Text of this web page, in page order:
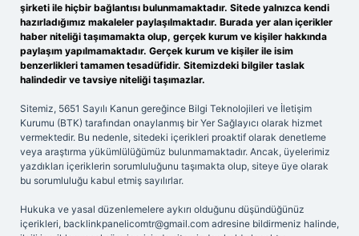
şirketi ile hiçbir bağlantısı bulunmamaktadır. Sitede yalnızca kendi
hazırladığımız makaleler paylaşılmaktadır. Burada yer alan içerikler
haber niteliği taşımamakta olup, gerçek kurum ve kişiler hakkında
paylaşım yapılmamaktadır. Gerçek kurum ve kişiler ile isim
benzerlikleri tamamen tesadüfidir. Sitemizdeki bilgiler taslak
halindedir ve tavsiye niteliği taşımazlar.
Sitemiz, 5651 Sayılı Kanun gereğince Bilgi Teknolojileri ve İletişim
Kurumu (BTK) tarafından onaylanmış bir Yer Sağlayıcı olarak hizmet
vermektedir. Bu nedenle, sitedeki içerikleri proaktif olarak denetleme
veya araştırma yükümlülüğümüz bulunmamaktadır. Ancak, üyelerimiz
yazdıkları içeriklerin sorumluluğunu taşımakta olup, siteye üye olarak
bu sorumluluğu kabul etmiş sayılırlar.
Hukuka ve yasal düzenlemelere aykırı olduğunu düşündüğünüz
içerikleri, backlinkpanelicomtr@gmail.com adresine bildirmeniz halinde,